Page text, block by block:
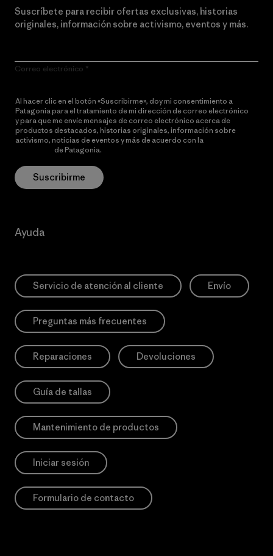
Suscríbete para recibir ofertas exclusivas, historias
originales, información sobre activismo, eventos y más.
Correo electrónico
Al hacer clic en el botón «Suscribirme», doy mi consentimiento a
Patagonia para el tratamiento de mi dirección de correo electrónico
y para que me envíe mensajes de correo electrónico acerca de
productos destacados, historias originales, información sobre
activismo, noticias de eventos y más de acuerdo con la
de Patagonia.
Suscribirme
Ayuda
Servicio de atención al cliente Envío
Preguntas más frecuentes
Reparaciones Devoluciones
Guía de tallas
Mantenimiento de productos
Iniciar sesión
Formulario de contacto